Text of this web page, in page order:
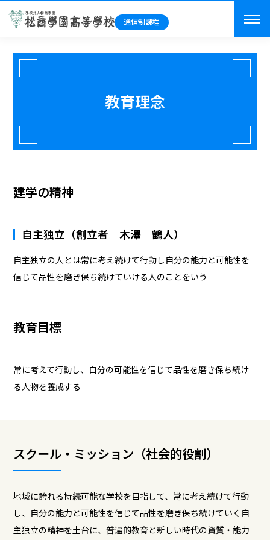
教育理念
建学の精神
自主独立（創立者 木澤 鶴人）
自主独立の人とは常に考え続けて行動し自分の能力と可能性を
信じて品性を磨き保ち続けていける人のことをいう
教育目標
常に考えて行動し、自分の可能性を信じて品性を磨き保ち続け
る人物を養成する
スクール・ミッション（社会的役割）
地域に誇れる持続可能な学校を目指して、常に考え続けて行動
し、自分の能力と可能性を信じて品性を磨き保ち続けていく自
主独立の精神を土台に、普遍的教育と新しい時代の資質・能力